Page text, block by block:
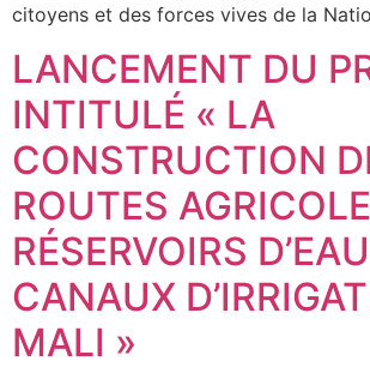
citoyens et des forces vives de la
LANCEMENT DU
INTITULÉ « LA
CONSTRUCTION
ROUTES
RÉSERVOIRS
CANAUX
MALI »